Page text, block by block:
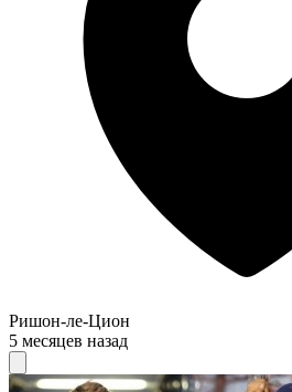
Ришон-ле-Цион
5 месяцев назад